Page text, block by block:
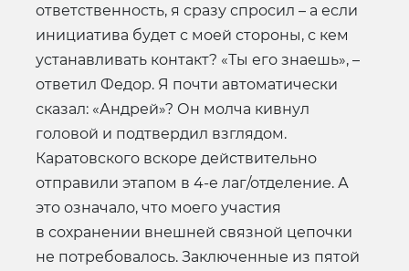
ответственность, я сразу спросил – а если
инициатива будет с моей стороны, с кем
устанавливать контакт? «Ты его знаешь», –
ответил Федор. Я почти автоматически
сказал: «Андрей»? Он молча кивнул
головой и подтвердил взглядом.
Каратовского вскоре действительно
отправили этапом в 4-е лаг/отделение. А
это означало, что моего участия
в сохранении внешней связной цепочки
не потребовалось. Заключенные из пятой